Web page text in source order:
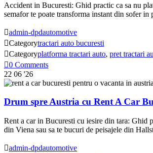
Accident in Bucuresti: Ghid practic ca sa nu
semafor te poate transforma instant din sofer
admin-dpdautomotive
Categorytractari auto bucuresti
Categoryplatforma tractari auto, pret tractari
0 Comments
22 06 '26
Drum spre Austria cu Rent A Car
Rent a car in Bucuresti cu iesire din tara: Ghid
din Viena sau sa te bucuri de peisajele din
admin-dpdautomotive